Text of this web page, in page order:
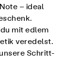
– ideal
mit edlem
veredelst.
Schritt-